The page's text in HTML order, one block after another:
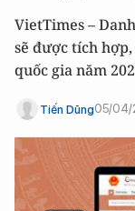
VietTimes –
sẽ được tích
quốc gianăm
Tiến Dũng05/04/